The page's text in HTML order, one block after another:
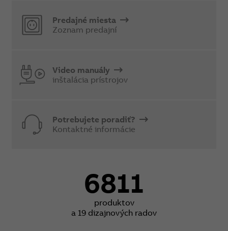
Predajné miesta
Zoznam predajní
Video manuály
inštalácia prístrojov
Potrebujete poradiť?
Kontaktné informácie
6811
produktov
a 19 dizajnových radov